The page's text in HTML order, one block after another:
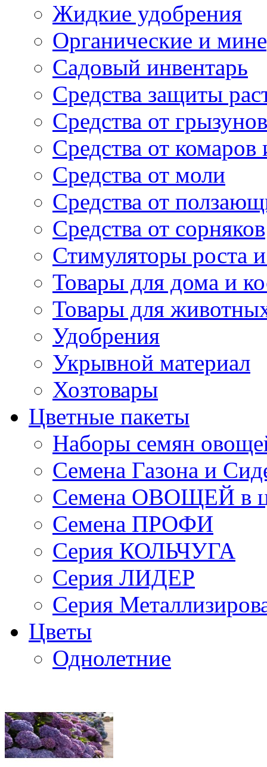
Жидкие удобрения
Органические и
Садовый инвентарь
Средства защиты
Средства от грызунов
Средства от
Средства от моли
Средства от
Средства от сорняков
Стимуляторы роста и
Товары для дома и
Товары для
Удобрения
Укрывной материал
Хозтовары
Цветные пакеты
Наборы семян
Семена Газона и
Семена ОВОЩЕЙ в
Семена ПРОФИ
Серия КОЛЬЧУГА
Серия ЛИДЕР
Серия
Цветы
Однолетние